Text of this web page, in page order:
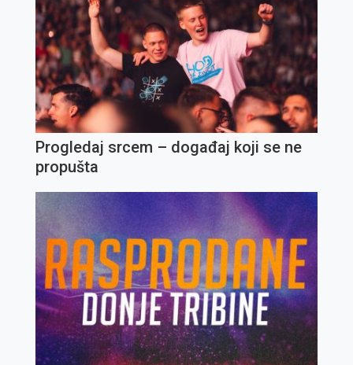
Progledaj srcem – događaj koji se ne
propušta